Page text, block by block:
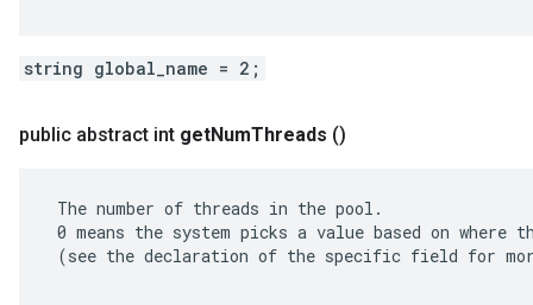
string global_name = 2;
public abstract int getNumThreads ()
The number of threads in the pool.
0 means the system picks a value based on
(see the declaration of the specific field for